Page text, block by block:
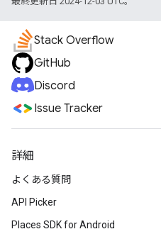
Stack Overflow
GitHub
Discord
Issue Tracker
詳細
よくある質問
API Picker
Places SDK for Android